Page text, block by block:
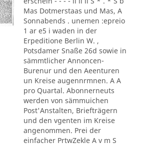
Mas Dotmerstaas und Mas, A
Sonnabends . unemen :epreio
1 ar e5 i waden in der
Erpeditione Berlin W. ,
Potsdamer Snaße 26d sowie in
sämmtlicher Annoncen-
Burenur und den Aeenturen
un Kreise augennrmnen. A A
pro Quartal. Abonnerneuts
werden von sämmuichen
Post'Anstalten, Briefträgern
und den vgenten im Kreise
angenommen. Prei der
einfacher PrtwZekle A v m S